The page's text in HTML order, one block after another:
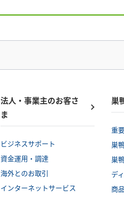
法人・事業主のお客さ
ま
ビジネスサポート
資金運用・調達
海外とのお取引
インターネットサービス
巣
重
巣
巣
デ
商